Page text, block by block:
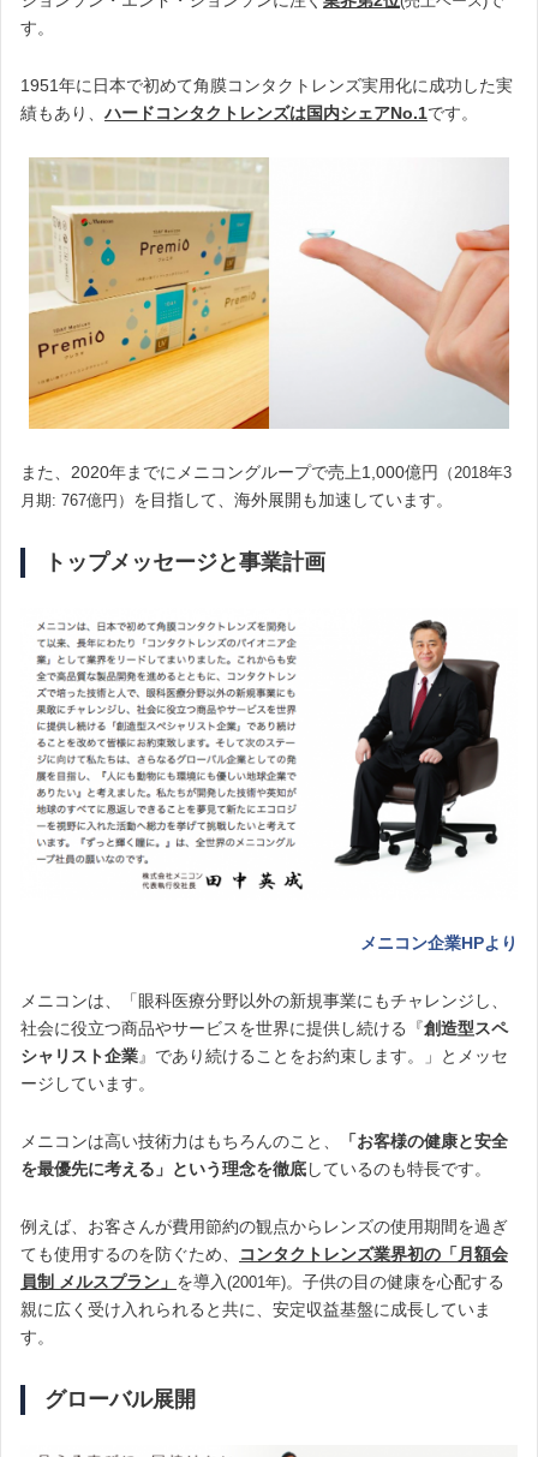
す。
1951年に日本で初めて角膜コンタクトレンズ実用化に成功した実
績もあり、ハードコンタクトレンズは国内シェアNo.1です。
また、2020年までにメニコングループで売上1,000億円
（2018年3
月期: 767億円） を目指して、海外展開も加速しています。
トップメッセージと事業計画
メニコン企業HPより
メニコンは、「眼科医療分野以外の新規事業にもチャレンジし、
社会に役立つ商品やサービスを世界に提供し続ける『創造型スペ
シャリスト企業』であり続けることをお約束します。」とメッセ
ージしています。
メニコンは高い技術力はもちろんのこと、
「お客様の健康と安全
を最優先に考える」という理念を徹底しているのも特長です。
例えば、お客さんが費用節約の観点からレンズの使用期間を過ぎ
ても使用するのを防ぐため、
コンタクトレンズ業界初の「月額会
員制 メルスプラン」 を導入(2001年)。子供の目の健康を心配する
親に広く受け入れられると共に、安定収益基盤に成長していま
す。
グローバル展開